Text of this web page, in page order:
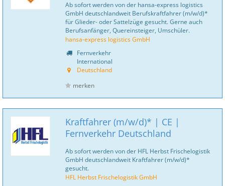
Ab sofort werden von der hansa-express logistics
GmbH deutschlandweit Berufskraftfahrer (m/w/d)*
für Glieder- oder Sattelzüge gesucht. Gerne auch
Berufsanfänger, Quereinsteiger, Umschüler.
hansa-express logistics GmbH
Fernverkehr
International
Deutschland
merken
Kraftfahrer (m/w/d)* | CE |
Fernverkehr Deutschland
Ab sofort werden von der HFL Herbst Frischelogistik
GmbH deutschlandweit Kraftfahrer (m/w/d)*
gesucht.
HFL Herbst Frischelogistik GmbH